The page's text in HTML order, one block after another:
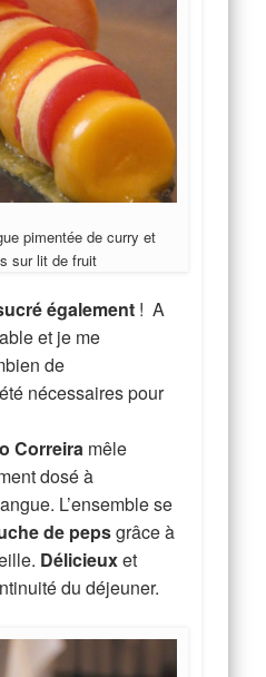
pimentée de curry et
sur lit de fruit
également ! A
et je me
de
nécessaires pour
Correira mêle
dosé à
L’ensemble se
de pepsgrâce à
Délicieuxet
du déjeuner.